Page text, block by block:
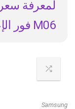
M06 فور الإعلان عنه
Samsung